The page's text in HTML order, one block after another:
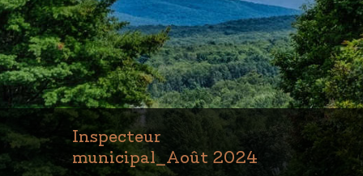
Inspecteur
municipal_Août 2024